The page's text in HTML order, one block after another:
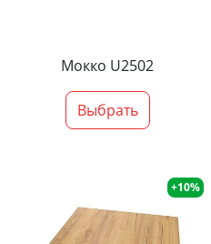
Мокко U2502
Выбрать
+10%